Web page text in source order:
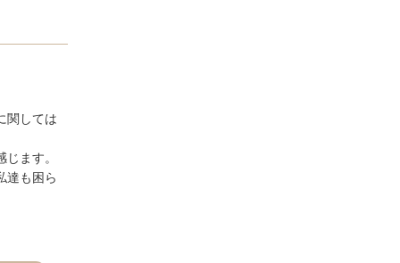
関しては
ます。
達も困ら